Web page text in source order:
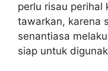
perlu risau perihal
tawarkan, karena
senantiasa
siap untuk